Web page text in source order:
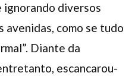
ignorando diversos
avenidas, como se tudo
Diante da
escancarou-